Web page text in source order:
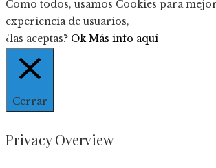
Como todos, usamos Cookies para
experiencia de usuarios,
¿las aceptas? Ok Más info aquí
Cerrar
Privacy Overview